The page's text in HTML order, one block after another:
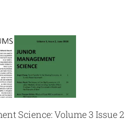
Science: Volume 3 Issue 2